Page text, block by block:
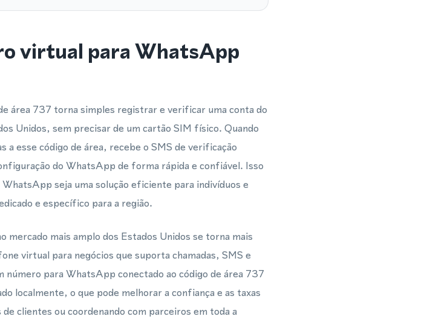
virtual para WhatsApp
área 737 torna simples registrar e verificar uma conta do
Unidos, sem precisar de um cartão SIM físico. Quando
a esse código de área, recebe o SMS de verificação
do WhatsApp de forma rápida e confiável. Isso
seja uma solução eficiente para indivíduos e
e específico para a região.
mais amplo dos Estados Unidos se torna mais
virtual para negócios que suporta chamadas, SMS e
número para WhatsApp conectado ao código de área 737
localmente, o que pode melhorar a confiança e as taxas
clientes ou coordenando com parceiros em toda a